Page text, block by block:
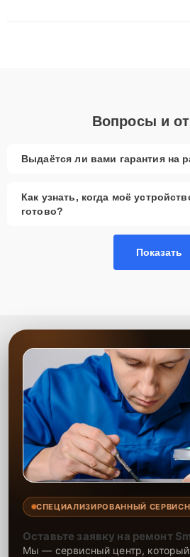
Вопросы и
Выдаётся ли вами гарантия на
Как узнать, когда моё
готово?
Показать
СПЕЦИАЛИЗИРОВАННЫЙ
Оставьте заявку на ремонт
Мы — сервисный центр, который